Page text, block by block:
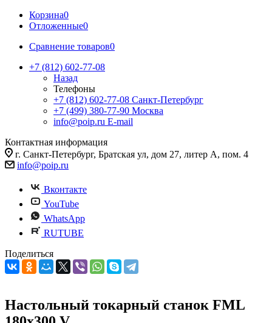
Корзина0
Отложенные0
Сравнение товаров0
+7 (812) 602-77-08
Назад
Телефоны
+7 (812) 602-77-08 Санкт-Петербург
+7 (499) 380-77-90 Москва
info@poip.ru E-mail
Контактная информация
г. Санкт-Петербург, Братская ул, дом 27, литер А, пом. 4
info@poip.ru
Вконтакте
YouTube
WhatsApp
RUTUBE
Поделиться
Настольный токарный станок FML